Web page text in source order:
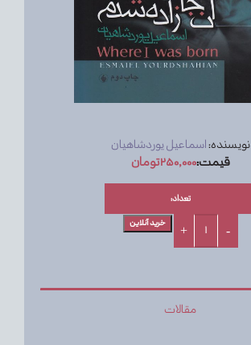
نویسنده:اسماعیل یوردشاهیان
قیمت:۲۵۰,۰۰۰تومان
تعداد:
خرید آنلاین
مقالات